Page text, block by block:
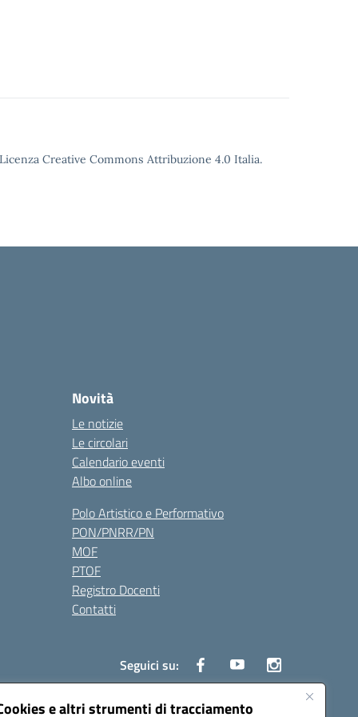
e altri strumenti di tracciamento
Creative Commons Attribuzione 4.0 Italia.
Novità
Le notizie
Le circolari
Calendario eventi
Albo online
Polo Artistico e Performativo
PON/PNRR/PN
MOF
PTOF
Registro Docenti
Contatti
Seguici su: